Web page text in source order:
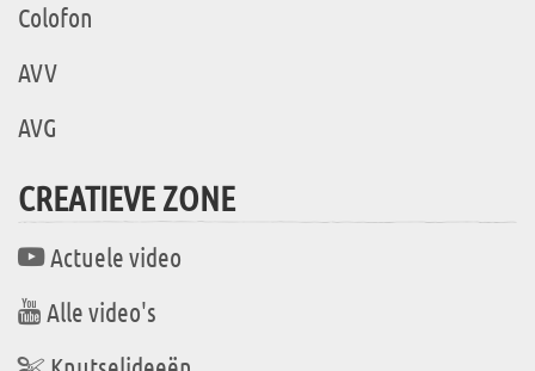
Colofon
AVV
AVG
CREATIEVE ZONE
Actuele video
Alle video's